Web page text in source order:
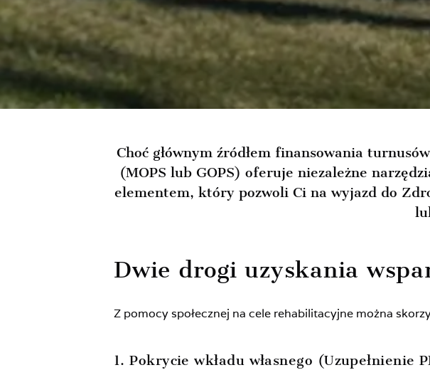
Choć głównym źródłem finansowania
(MOPS lub GOPS) oferuje niezależne
elementem, który pozwoli Ci na wyjazd do
Dwie drogi uzyskania
Z pomocy społecznej na cele rehabilitacyjne można
1. Pokrycie wkładu własnego (Uzupełnienie